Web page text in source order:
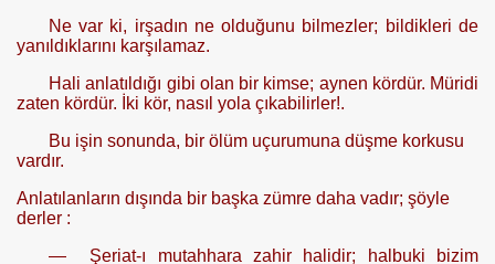
Ne var ki, irşadın ne olduğunu bilmezler; bildikleri de
yanıldıklarını karşılamaz.
Hali anlatıldığı gibi olan bir kimse; aynen kördür. Müridi
zaten kör­dür. İki kör, nasıl yola çıkabilirler!.
Bu işin sonunda, bir ölüm uçurumuna düşme korkusu
vardır.
Anlatılanların dışında bir başka zümre daha vadır; şöyle
derler :
— Şeriat-ı mutahhara zahir halidir; halbuki bizim